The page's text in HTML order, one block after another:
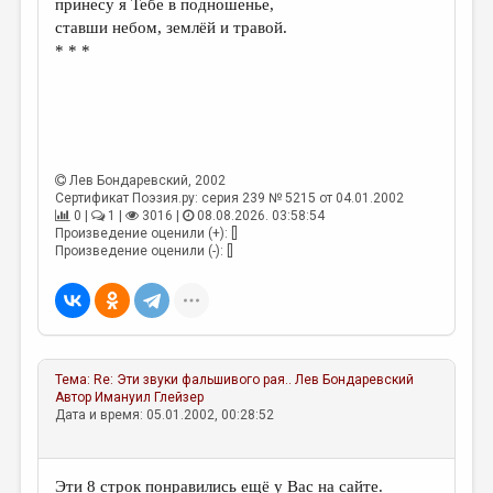
ДАЙДЖЕСТ
ДЕТСКАЯ КОМНАТА
КНИЖНАЯ ПОЛКА
ОБЗОР ЛИТЕРАТУРЫ
СТРАНИЦЫ ПАМЯТИ
ОБЪЯВЛЕНИЯ
КОЛОНКА РЕДАКТОРА
РЕДКОЛЛЕГИЯ
ОТ РЕДАКЦИИ
принесу я Тебе в подношенье,
ставши небом, землёй и травой.
* * *
Лев Бондаревский, 2002
Сертификат Поэзия.ру: серия 239 № 5215 от 04.01.2002
0 |
1 | 3016 |
08.08.2026. 03:58:54
Произведение оценили (+): []
Произведение оценили (-): []
Тема: Re: Эти звуки фальшивого рая.. Лев Бондаревский
Автор Имануил Глейзер
Дата и время: 05.01.2002, 00:28:52
Эти 8 строк понравились ещё у Вас на сайте.